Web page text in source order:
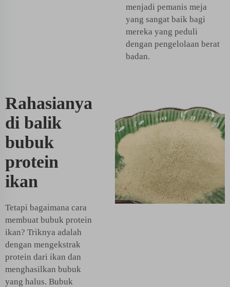
menjadi pemanis meja
yang sangat baik bagi
mereka yang peduli
dengan pengelolaan berat
badan.
Rahasianya
di balik
bubuk
protein
ikan
Tetapi bagaimana cara
membuat bubuk protein
ikan? Triknya adalah
dengan mengekstrak
protein dari ikan dan
menghasilkan bubuk
yang halus. Bubuk